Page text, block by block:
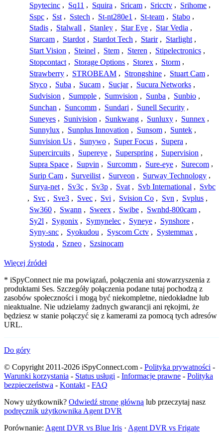
Spytecinc , Sq11 , Squira , Sricam , Sricctv , Srihome ,
Sspc , Sst , Sstech , St-nt280e1 , St-team , Stabo ,
Stadis , Stalwall , Stanley , Star Eye , Star Vedia ,
Starcam , Stardot , Stardot Tech , Starir , Starlight ,
Start Vision , Steinel , Stem , Steren , Stipelectronics ,
Stopcontact , Storage Options , Storex , Storm ,
Strawberry , STROBEAM , Strongshine , Stuart Cam ,
Styco , Suba , Sucam , Sucjar , Sucura Networks ,
Sudvision , Sumpple , Sumvision , Sunba , Sunbio ,
Sunchan , Suncomm , Sundari , Sunell Security ,
Suneyes , Sunivision , Sunkwang , Sunluxy , Sunnex ,
Sunnylux , Sunplus Innovation , Sunsom , Suntek ,
Sunvision Us , Sunywo , Super Focus , Supera ,
Supercircuits , Supereye , Superspring , Supervision ,
Supra Space , Supvin , Surcomm , Sure-eye , Surecom ,
Surip Cam , Surveilist , Surveon , Surway Technology ,
Surya-net , Sv3c , Sv3p , Svat , Svb International , Svbc
, Svc , Sve3 , Svec , Svi , Svision Co , Svn , Svplus ,
Sw360 , Swann , Sweex , Swibe , Swnhd-800cam ,
Sy2l , Sygonix , Symynelec , Syneye , Synshore ,
Syny-snc , Syokudou , Syscom Cctv , Systemmax ,
Systoda , Szneo , Szsinocam
Więcej źródeł
* iSpyConnect nie ma powiązań, połączenia ani stowarzyszenia z
produktami Ses. Szczegóły połączenia podane tutaj pochodzą z
zasobów społeczności i mogą być niekompletne, niedokładne lub
nieaktualne. Nie udzielamy żadnych gwarancji ani rękojmi, że
będziesz w stanie połączyć się z kamerami za pomocą tych adresów
URL.
Do góry
© Copyright 2011-2026 iSpyConnect.com - Polityka prywatności -
Warunki korzystania - Status usługi - Informacje prawne - Polityka
bezpieczeństwa - Kontakt - FAQ
Nowy użytkownik? Odwiedź stronę główną lub przeczytaj nasz
podręcznik użytkownika Agent DVR
Porównanie: Agent DVR vs Blue Iris · Agent DVR vs Frigate